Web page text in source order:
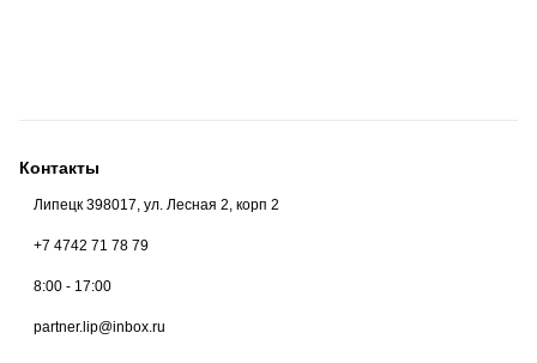
Контакты
Липецк 398017, ул. Лесная 2, корп 2
+7 4742 71 78 79
8:00 - 17:00
partner.lip@inbox.ru